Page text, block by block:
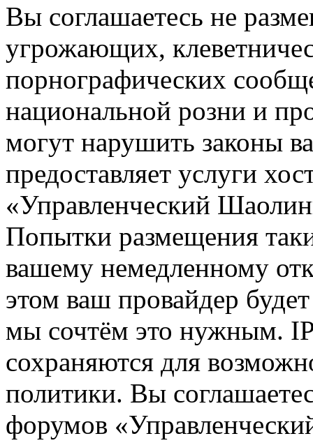
Вы соглашаетесь не
угрожающих,
порнографических
национальной розни и
могут нарушить законы
предоставляет услуги
«Управленческий
Попытки размещения
вашему немедленному
этом ваш провайдер
мы сочтём это нужным.
сохраняются для
политики. Вы
форумов